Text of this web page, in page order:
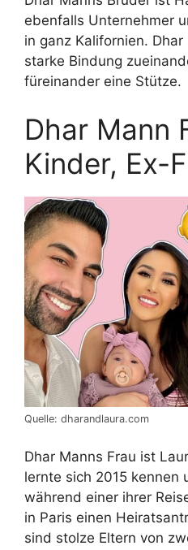
ebenfalls Unternehmer
in ganz Kalifornien.
starke Bindung
füreinander eine Stütze.
Dhar Mann
Kinder, Ex-
Quelle: dharandlaura.com
Dhar Manns Frau ist
lernte sich 2015 kennen
während einer ihrer
in Paris einen
sind stolze Eltern von